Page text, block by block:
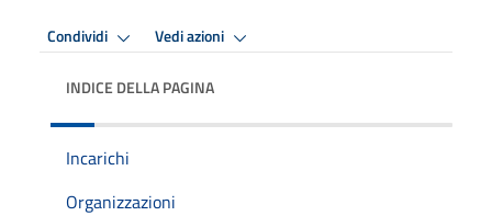
Condividi Vedi azioni
INDICE DELLA PAGINA
Incarichi
Organizzazioni